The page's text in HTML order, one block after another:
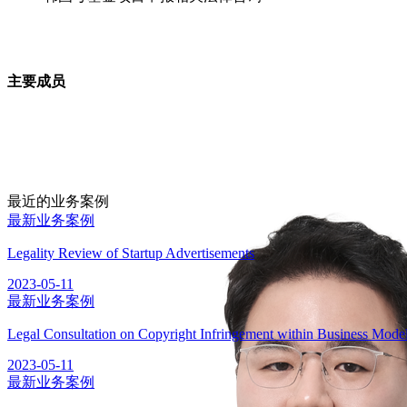
主要成员
最近的业务案例
最新业务案例
Legality Review of Startup Advertisements
2023-05-11
最新业务案例
Legal Consultation on Copyright Infringement within Business
2023-05-11
最新业务案例